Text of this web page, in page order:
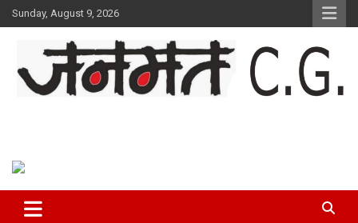
Skip
to
Sunday, August 9, 2026